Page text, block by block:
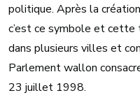
politique. Après la
c’est ce symbole et cette
dans plusieurs villes et
Parlement wallon
23 juillet 1998.